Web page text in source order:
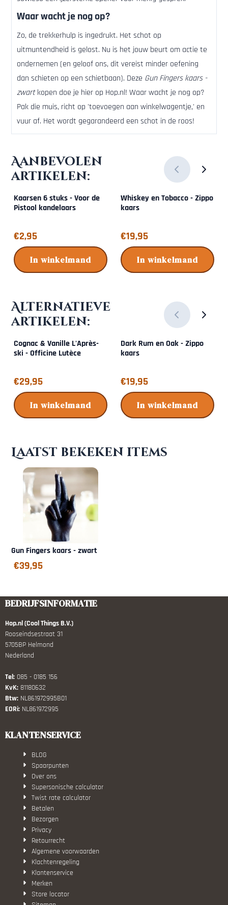
Waar wacht je nog op?
Zo, de trekkerhulp is ingedrukt. Het schot op
uitmuntendheid is gelost. Nu is het jouw beurt om actie te
ondernemen (en geloof ons, dit vereist minder oefening
dan schieten op een schietbaan). Deze Gun Fingers kaars -
zwartkopen doe je hier op Hop.nl! Waar wacht je nog op?
Pak die muis, richt op 'toevoegen aan winkelwagentje,' en
vuur af. Het wordt gegarandeerd een schot in de roos!
Aanbevolen
artikelen:
Kaarsen 6 stuks - Voor de
Pistool kandelaars
Prijs: 2,95
€2,95
In winkelmand
Whiskey en Tobacco - Zippo
kaars
Prijs: 19,95
€19,95
In winkelmand
Alternatieve
artikelen:
Cognac & Vanille L'Après-
ski - Officine Lutèce
Prijs: 29,95
€29,95
In winkelmand
Dark Rum en Oak - Zippo
kaars
Prijs: 19,95
€19,95
In winkelmand
Laatst bekeken items
Gun Fingers kaars - zwart
€39,95
BEDRIJFSINFORMATIE
Hop.nl (Cool Things B.V.)
Rooseindsestraat 31
5705BP Helmond
Nederland
Tel: 085 - 0185 156
KvK: 81180632
Btw: NL861972995B01
EORi: NL861972995
KLANTENSERVICE
BLOG
Spaarpunten
Over ons
Supersonische calculator
Twist rate calculator
Betalen
Bezorgen
Privacy
Retourrecht
Algemene voorwaarden
Klachtenregeling
Klantenservice
Merken
Store locator